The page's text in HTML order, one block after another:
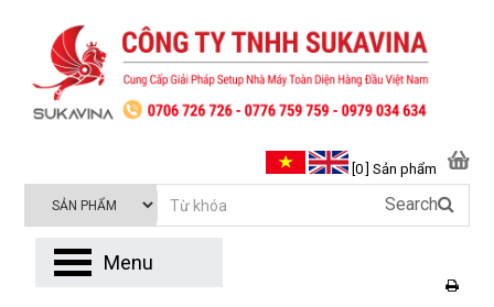
[0 ] Sản phẩm
Search
Menu